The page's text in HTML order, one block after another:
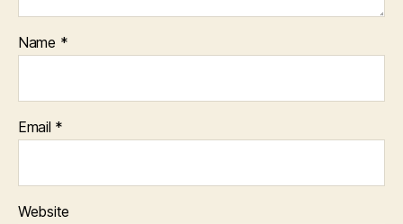
Name *
Email *
Website